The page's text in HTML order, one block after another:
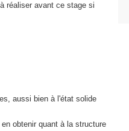
réaliser avant ce stage si
aussi bien à l'état solide
obtenir quant à la structure